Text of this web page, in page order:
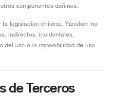
componentes dañinos.
la legislación chilena, Yáneken no
indirectos, incidentales,
del uso o la imposibilidad de uso
de Terceros